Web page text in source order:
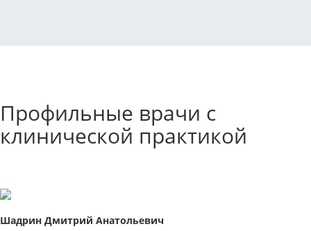
Профильные врачи с
клинической практикой
Шадрин Дмитрий Анатольевич